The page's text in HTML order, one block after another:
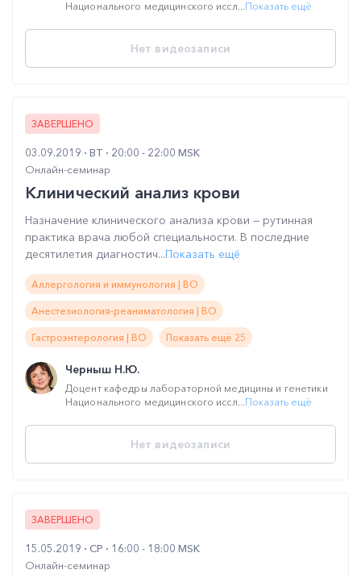
Национального медицинского иссл...Показать ещё
Нет видеозаписи
ЗАВЕРШЕНО
03.09.2019 ВТ
20:00 - 22:00 MSK
Онлайн-семинар
Клинический анализ крови
Назначение клинического анализа крови — рутинная
практика врача любой специальности. В последние
десятилетия диагностич...Показать ещё
Аллергология и иммунология | ВО
Анестезиология-реаниматология | ВО
Гастроэнтерология | ВО Показать ещё 25
Черныш Н.Ю.
Доцент кафедры лабораторной медицины и генетики
Национального медицинского иссл...Показать ещё
Нет видеозаписи
ЗАВЕРШЕНО
15.05.2019 СР
16:00 - 18:00 MSK
Онлайн-семинар